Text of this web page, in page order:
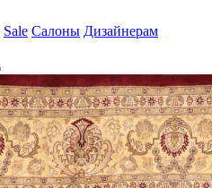
Sale Салоны Дизайнерам